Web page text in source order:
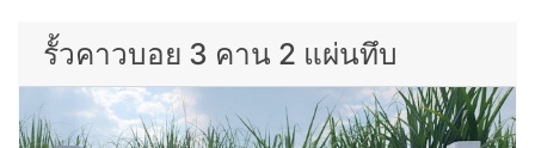
รั้วคาวบอย 3 คาน 2 แผ่นทึบ